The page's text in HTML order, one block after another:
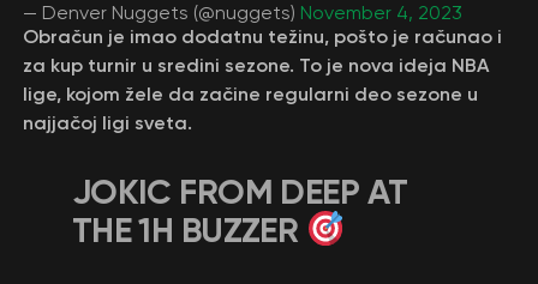
— Denver Nuggets (@nuggets) November 4, 2023
Obračun je imao dodatnu težinu, pošto je računao i
za kup turnir u sredini sezone. To je nova ideja NBA
lige, kojom žele da začine regularni deo sezone u
najjačoj ligi sveta.
JOKIC FROM DEEP AT
THE 1H BUZZER